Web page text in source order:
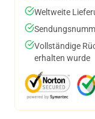
Weltweite
Vollständige
erhalten wurde